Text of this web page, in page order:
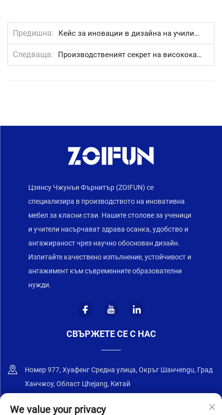
Предишна Кейс за иновации в дизайна на училишни столове
Следваща Производственият секрет на висококачествените скамейки за аудитория
Цзянсу Чжунъи Фърнитър (ZOIFUN) се
специализира в производството на иновативна
мебел за класни стаи. Нашите столове за ученици
и учители насърчават здрава осанка, удобство и
ангажираност чрез научно обоснован дизайн.
Изпитайте качествено изпълнение, устойчивост и
ангажимент към съвременните образователни
нужди.
СВЪРЖЕТЕ СЕ С НАС
Номер 977, Хуафенг Средна улица, Окръг Шанчengu, Град
Ханчжоу, Област Цhejang, Китай
+86-18668589258
We value your privacy